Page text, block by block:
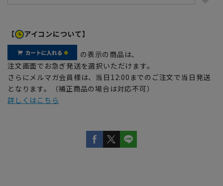
【 アイコンについて】
の表示の商品は、
注文画面でお急ぎ発送を選択いただけます。
さらにメルマガ会員様は、当日12:00までのご注文で当日発送
となります。（補正商品の場合は対応不可）
詳しくはこちら